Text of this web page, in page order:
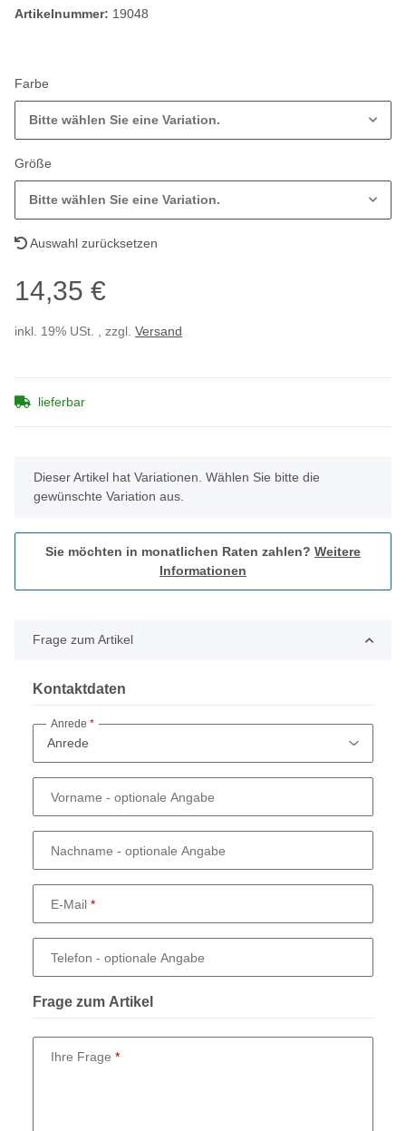
Artikelnummer: 19048
Farbe
Bitte wählen Sie eine Variation.
Größe
Bitte wählen Sie eine Variation.
Auswahl zurücksetzen
14,35 €
inkl. 19% USt. , zzgl. Versand
lieferbar
x
Dieser Artikel hat Variationen. Wählen Sie bitte die
gewünschte Variation aus.
Sie möchten in monatlichen Raten zahlen? Weitere
Informationen
Frage zum Artikel
Kontaktdaten
Anrede
Vorname - optionale Angabe
Nachname - optionale Angabe
E-Mail
Telefon - optionale Angabe
Frage zum Artikel
Ihre Frage